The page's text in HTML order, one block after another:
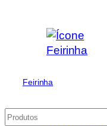
conteúdo
Feirinha
Pesquisar